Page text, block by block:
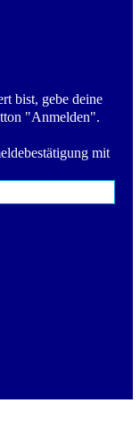
bist, gebe deine
"Anmelden".
mit